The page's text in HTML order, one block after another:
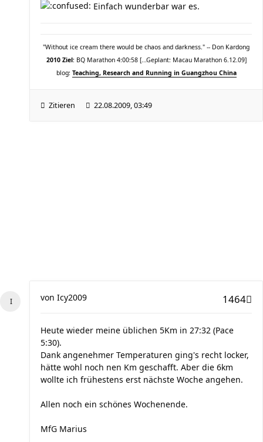
Einfach wunderbar war es.
"Without ice cream there would be chaos and darkness." -- Don Kardong
2010 Ziel: BQ Marathon 4:00:58 [...Geplant: Macau Marathon 6.12.09]
blog: Teaching, Research and Running in Guangzhou China
Zitieren 22.08.2009, 03:49
1464
von Icy2009
Heute wieder meine üblichen 5Km in 27:32 (Pace
5:30).
Dank angenehmer Temperaturen ging's recht locker,
hätte wohl noch nen Km geschafft. Aber die 6km
wollte ich frühestens erst nächste Woche angehen.
Allen noch ein schönes Wochenende.
MfG Marius